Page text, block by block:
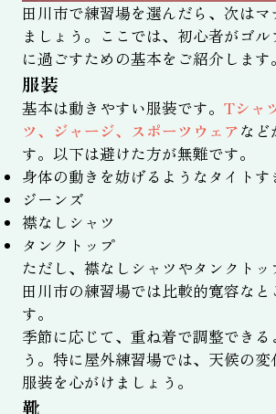
田川市で練習場を選んだら、次はマ
ましょう。ここでは、初心者がゴ
に過ごすための基本をご紹介します。
服装
基本は動きやすい服装です。 Tシャ
ツ、ジャージ、スポーツウェアなど
す。以下は避けた方が無難です。
身体の動きを妨げるようなタイトす
ジーンズ
襟なしシャツ
タンクトップ
ただし、襟なしシャツやタンクトッ
田川市の練習場では比較的寛容な
す。
季節に応じて、重ね着で調整できる
う。特に屋外練習場では、天候の
服装を心がけましょう。
靴